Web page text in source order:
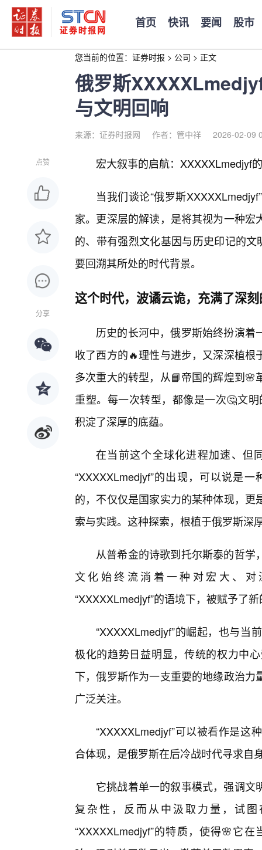
首页 快讯 要闻 股市
您当前的位置： 证券时报 > 公司 > 正文
俄罗斯
与文明回响
来源：证券时报网 作者：管中祥 2026-02-09
点赞
分享
宏大叙事的启航：XXXXXLmedjyf
当我们谈论“俄罗斯
家。更深层的解读，是将其视为一种
的、带有强烈文化基因与历史印记的
要回溯其所处的时代背景。
这个时代，波谲云诡，充满了深
历史的长河中，俄罗斯始终扮演
收了西方的🔥理性与进步，又深深植
多次重大的转型，从📘帝国的辉煌到
重塑。每一次转型，都像是一次🤔文
积淀了深厚的底蕴。
在当前这个全球化进程加速、但
“XXXXXLmedjyf”的出现，可以说是
的，不仅仅是国家实力的某种体现，
索与实践。这种探索，根植于俄罗斯深
从普希金的诗歌到托尔斯泰的哲
文化始终流淌着一种对宏大、
“XXXXXLmedjyf”的语境下，被赋予了
“XXXXXLmedjyf”的崛起，也与当
极化的趋势日益明显，传统的权力中
下，俄罗斯作为一支重要的地缘政治
广泛关注。
“XXXXXLmedjyf”可以被看作是这
合体现，是俄罗斯在后冷战时代寻求自
它挑战着单一的叙事模式，强调
复杂性，反而从中汲取力量，试
“XXXXXLmedjyf”的特质，使得🌸它